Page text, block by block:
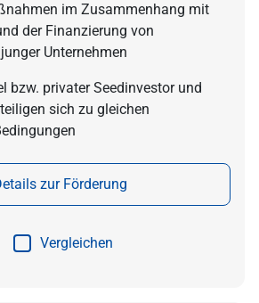
im Zusammenhang mit
der Finanzierung von
Unternehmen
bzw. privater Seedinvestor und
sich zu gleichen
zur Förderung
Vergleichen